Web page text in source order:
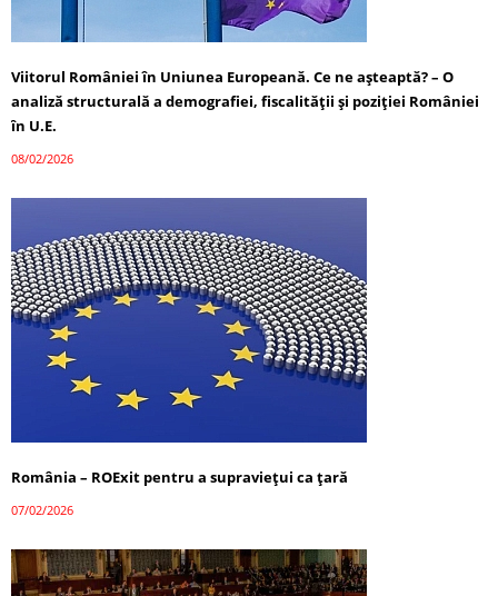
Viitorul României în Uniunea Europeană. Ce ne așteaptă? – O
analiză structurală a demografiei, fiscalității și poziției României
în U.E.
08/02/2026
România – ROExit pentru a supraviețui ca țară
07/02/2026